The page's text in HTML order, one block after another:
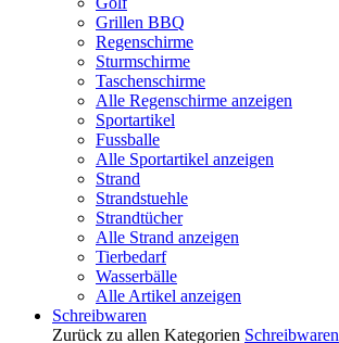
Grillen BBQ
Regenschirme
Sturmschirme
Taschenschirme
Alle Regenschirme anzeigen
Sportartikel
Fussballe
Alle Sportartikel anzeigen
Strand
Strandstuehle
Strandtücher
Alle Strand anzeigen
Tierbedarf
Wasserbälle
Alle Artikel anzeigen
Schreibwaren
Zurück zu allen Kategorien Schreibwaren